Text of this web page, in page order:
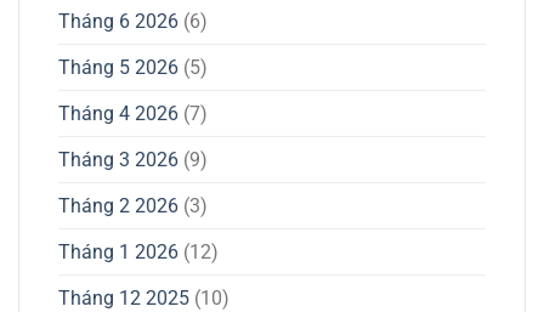
Tháng 6 2026 (6)
Tháng 5 2026 (5)
Tháng 4 2026 (7)
Tháng 3 2026 (9)
Tháng 2 2026 (3)
Tháng 1 2026 (12)
Tháng 12 2025 (10)